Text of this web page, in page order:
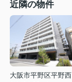
近隣の物件
大阪市平野区平野